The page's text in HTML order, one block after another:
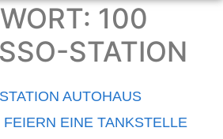
100
STATION
AUTOHAUS
EINE TANKSTELLE